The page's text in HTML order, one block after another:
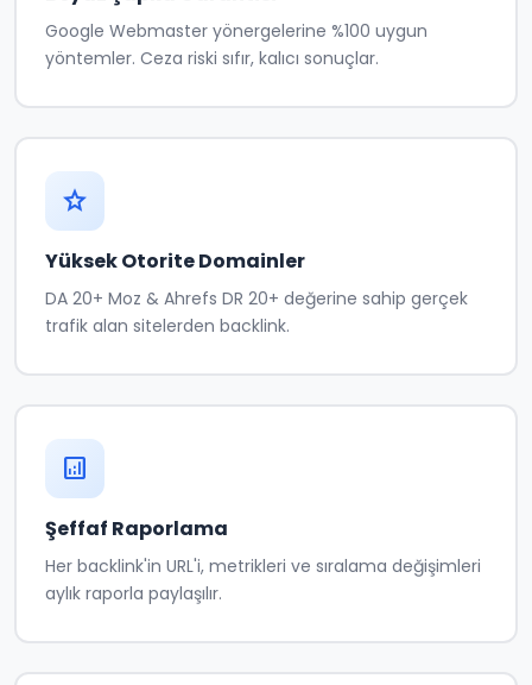
Google Webmaster yönergelerine %100 uygun
yöntemler. Ceza riski sıfır, kalıcı sonuçlar.
star
Yüksek Otorite Domainler
DA 20+ Moz & Ahrefs DR 20+ değerine sahip gerçek
trafik alan sitelerden backlink.
analytics
Şeffaf Raporlama
Her backlink'in URL'i, metrikleri ve sıralama değişimleri
aylık raporla paylaşılır.